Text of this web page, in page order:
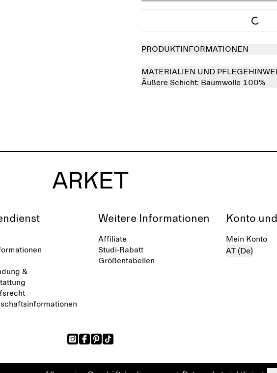
PRODUKTINFORMATIONEN
MATERIALIEN UND
Äußere Schicht: Baumwolle 100%
&
Weitere Informationen
Affiliate
Studi-Rabatt
Größentabellen
Konto
Mein Konto
AT (De)